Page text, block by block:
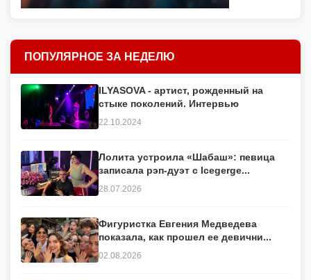
ПОПУЛЯРНОЕ ЗА НЕДЕЛЮ
ILYASOVA - артист, рожденный на
стыке поколений. Интервью
22.10.2024
Лолита устроила «Шабаш»: певица
записала рэп-дуэт с Icegerge...
28.07.2026
Фигуристка Евгения Медведева
показала, как прошел ее девични...
02.08.2026